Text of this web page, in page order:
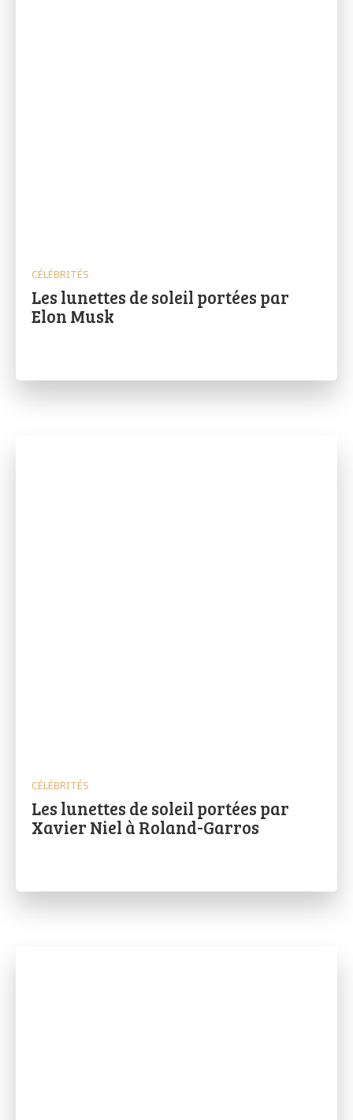
CÉLÉBRITÉS
Les lunettes de soleil portées par
Elon Musk
CÉLÉBRITÉS
Les lunettes de soleil portées par
Xavier Niel à Roland-Garros